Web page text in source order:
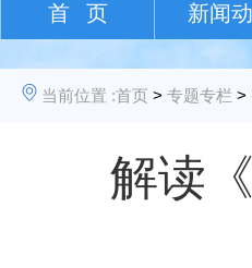
首 页 新闻
当前位置 :首页 > 专题专栏 >
解读